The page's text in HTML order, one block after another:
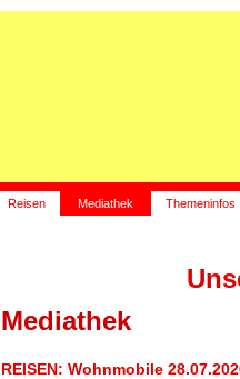
Reisen Mediathek Themeninfos
Mediathek
REISEN: Wohnmobile